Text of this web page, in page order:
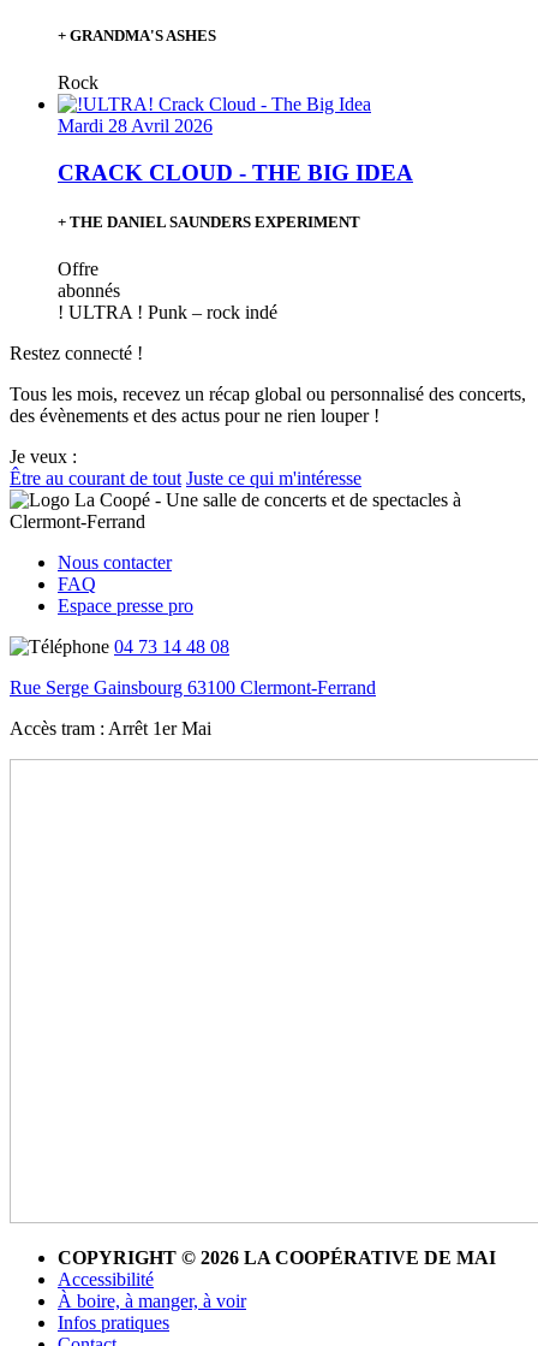
+ GRANDMA'S ASHES
Rock
Mardi 28 Avril 2026
CRACK CLOUD - THE BIG IDEA
+ THE DANIEL SAUNDERS EXPERIMENT
Offre
abonnés
! ULTRA ! Punk – rock indé
Restez connecté !
Tous les mois, recevez un récap global ou personnalisé des concerts,
des évènements et des actus pour ne rien louper !
Je veux :
Être au courant de tout Juste ce qui m'intéresse
Nous contacter
FAQ
Espace presse pro
04 73 14 48 08
Rue Serge Gainsbourg 63100 Clermont-Ferrand
Accès tram : Arrêt 1er Mai
COPYRIGHT © 2026 LA COOPÉRATIVE DE MAI
Accessibilité
À boire, à manger, à voir
Infos pratiques